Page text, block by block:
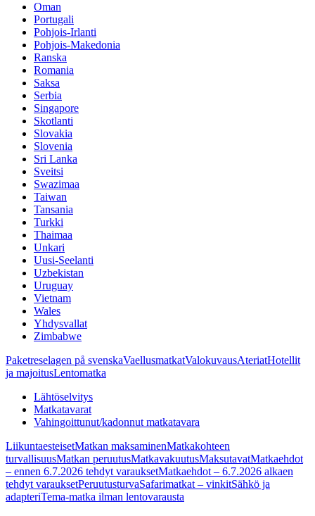
Oman
Portugali
Pohjois-Irlanti
Pohjois-Makedonia
Ranska
Romania
Saksa
Serbia
Singapore
Skotlanti
Slovakia
Slovenia
Sri Lanka
Sveitsi
Swazimaa
Taiwan
Tansania
Turkki
Thaimaa
Unkari
Uusi-Seelanti
Uzbekistan
Uruguay
Vietnam
Wales
Yhdysvallat
Zimbabwe
Paketreselagen på svenskaVaellusmatkatValokuvausAteriatHotellit
ja majoitusLentomatka
Lähtöselvitys
Matkatavarat
Vahingoittunut/kadonnut matkatavara
LiikuntaesteisetMatkan maksaminenMatkakohteen
turvallisuusMatkan peruutusMatkavakuutusMaksutavatMatkaehdot
– ennen 6.7.2026 tehdyt varauksetMatkaehdot – 6.7.2026 alkaen
tehdyt varauksetPeruutusturvaSafarimatkat – vinkitSähkö ja
adapteriTema-matka ilman lentovarausta